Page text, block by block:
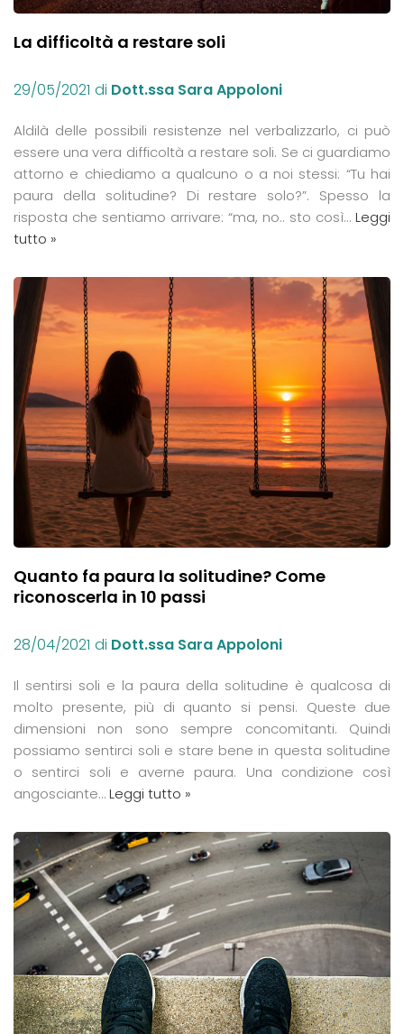
La difficoltà a restare soli
29/05/2021 di Dott.ssa Sara Appoloni
Aldilà delle possibili resistenze nel verbalizzarlo, ci può
essere una vera difficoltà a restare soli. Se ci guardiamo
attorno e chiediamo a qualcuno o a noi stessi: “Tu hai
paura della solitudine? Di restare solo?”. Spesso la
risposta che sentiamo arrivare: “ma, no.. sto così… Leggi
tutto »
Quanto fa paura la solitudine? Come
riconoscerla in 10 passi
28/04/2021 di Dott.ssa Sara Appoloni
Il sentirsi soli e la paura della solitudine è qualcosa di
molto presente, più di quanto si pensi. Queste due
dimensioni non sono sempre concomitanti. Quindi
possiamo sentirci soli e stare bene in questa solitudine
o sentirci soli e averne paura. Una condizione così
angosciante…Leggi tutto »